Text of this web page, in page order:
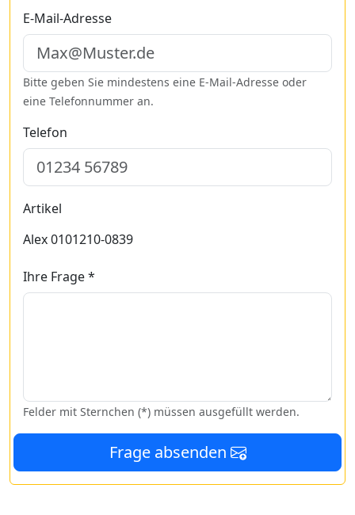
E-Mail-Adresse
Bitte geben Sie mindestens eine E-Mail-Adresse oder
eine Telefonnummer an.
Telefon
Artikel
Alex 0101210-0839
Ihre Frage *
Felder mit Sternchen (*) müssen ausgefüllt werden.
Frage absenden